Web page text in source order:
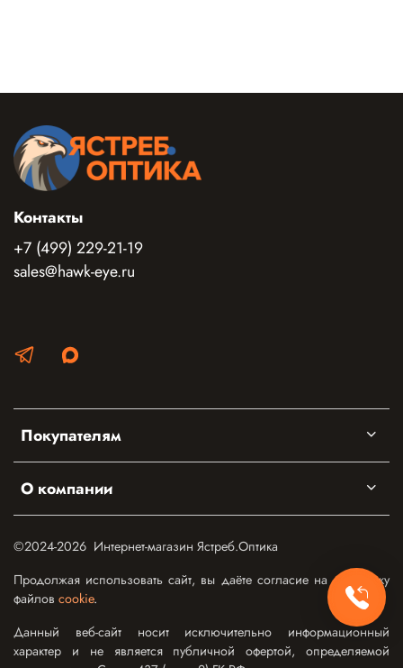
Покупателям
О компании
Контакты
+7 (499) 229-21-19
sales@hawk-eye.ru
©2024-2026 Интернет-магазин Ястреб.Оптика
Продолжая использовать сайт, вы даёте согласие на обработку
файлов cookie.
Данный веб-сайт носит исключительно информационный
характер и не является публичной офертой, определяемой